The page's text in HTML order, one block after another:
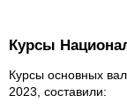
Курсы
Курсы основных
2023, составили: